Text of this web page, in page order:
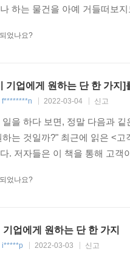
하는 물건을 아예 거들떠보
었나요?
기업에게 원하는 단 한 가지]
f********n 2022-03-04 신고
을 하다 보면, 정말 다음과
는 것일까?" 최근에 읽은 <
. 저자들은 이 책을 통해 고객
었나요?
기업에게 원하는 단 한 가지
i*****p 2022-03-03 신고